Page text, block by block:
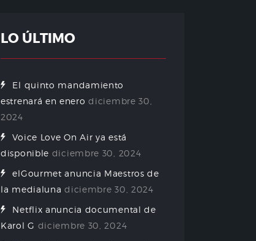
LO ÚLTIMO
El quinto mandamiento
estrenará en enero diciembre 30,
2024
Voice Love On Air ya está
disponible diciembre 30, 2024
elGourmet anuncia Maestros de
la medialuna diciembre 30, 2024
Netflix anuncia documental de
Karol G diciembre 30, 2024